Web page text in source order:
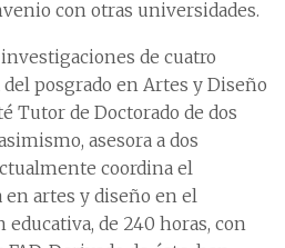
con otras universidades.
de cuatro
posgrado en Artes y Diseño
Tutor de Doctorado de dos
asesora a dos
coordina el
artes y diseño en el
de 240 horas, con